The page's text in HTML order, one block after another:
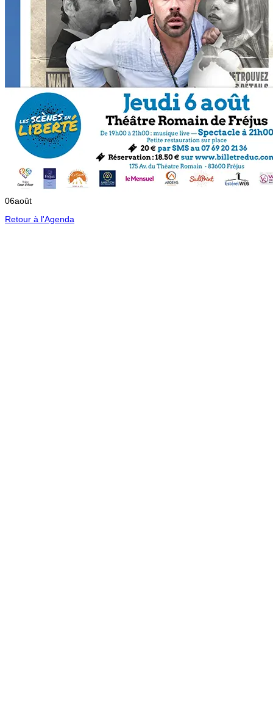
06août
Retour à l'Agenda